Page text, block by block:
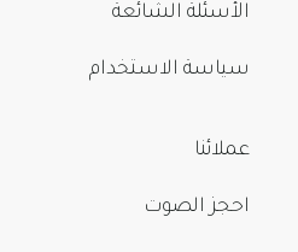
الأسئلة الشائعة
سياسة الاستخدام
عملائنا
احجز الصوت